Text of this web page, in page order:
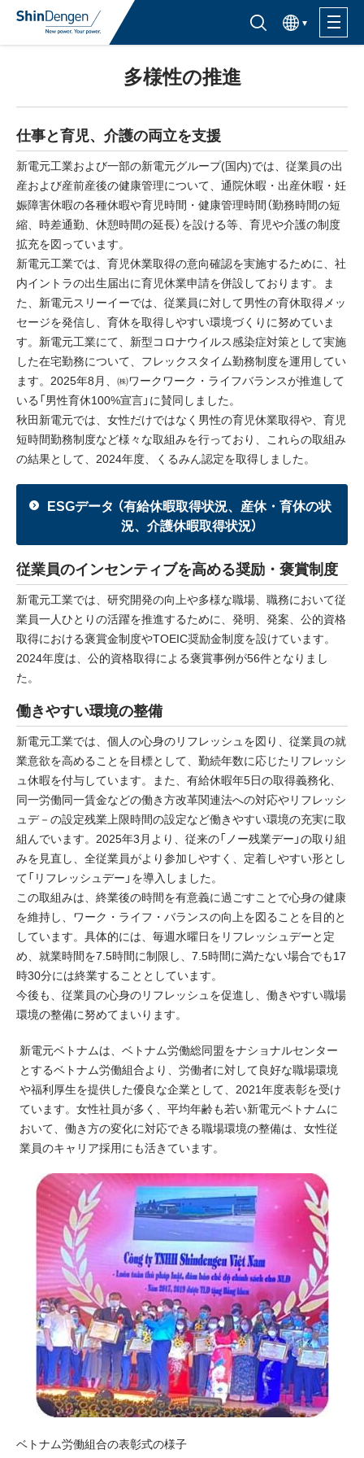
半導体製品検索はこちら
한국어
活用分野
サポート・サービス
購入窓口
企業情報
サステナビリティ
IR情報
採用情報
ニュース
イベント
お問い合わせ
多様性の推進
仕事と育児、介護の両立を支援
新電元工業および一部の新電元グループ(国内)では、従業員の出
産および産前産後の健康管理について、通院休暇・出産休暇・妊
娠障害休暇の各種休暇や育児時間・健康管理時間（勤務時間の短
縮、時差通勤、休憩時間の延長）を設ける等、育児や介護の制度
拡充を図っています。
新電元工業では、育児休業取得の意向確認を実施するために、社
内イントラの出生届出に育児休業申請を併設しております。ま
た、新電元スリーイーでは、従業員に対して男性の育休取得メッ
セージを発信し、育休を取得しやすい環境づくりに努めていま
す。新電元工業にて、新型コロナウイルス感染症対策として実施
した在宅勤務について、フレックスタイム勤務制度を運用してい
ます。2025年8月、㈱ワークワーク・ライフバランスが推進して
いる「男性育休100%宣言」に賛同しました。
秋田新電元では、女性だけではなく男性の育児休業取得や、育児
短時間勤務制度など様々な取組みを行っており、これらの取組み
の結果として、2024年度、くるみん認定を取得しました。
ESGデータ （有給休暇取得状況、産休・育休の状
況、介護休暇取得状況）
従業員のインセンティブを高める奨励・褒賞制度
新電元工業では、研究開発の向上や多様な職場、職務において従
業員一人ひとりの活躍を推進するために、発明、発案、公的資格
取得における褒賞金制度やTOEIC奨励金制度を設けています。
2024年度は、公的資格取得による褒賞事例が56件となりまし
た。
働きやすい環境の整備
新電元工業では、個人の心身のリフレッシュを図り、従業員の就
業意欲を高めることを目標として、勤続年数に応じたリフレッシ
ュ休暇を付与しています。また、有給休暇年5日の取得義務化、
同一労働同一賃金などの働き方改革関連法への対応やリフレッシ
ュデ－の設定残業上限時間の設定など働きやすい環境の充実に取
組んでいます。2025年3月より、従来の「ノー残業デー」の取り組
みを見直し、全従業員がより参加しやすく、定着しやすい形とし
て「リフレッシュデー」を導入しました。
この取組みは、終業後の時間を有意義に過ごすことで心身の健康
を維持し、ワーク・ライフ・バランスの向上を図ることを目的と
しています。具体的には、毎週水曜日をリフレッシュデーと定
め、就業時間を7.5時間に制限し、7.5時間に満たない場合でも17
時30分には終業することとしています。
今後も、従業員の心身のリフレッシュを促進し、働きやすい職場
環境の整備に努めてまいります。
新電元ベトナムは、ベトナム労働総同盟をナショナルセンター
とするベトナム労働組合より、労働者に対して良好な職場環境
や福利厚生を提供した優良な企業として、2021年度表彰を受け
ています。女性社員が多く、平均年齢も若い新電元ベトナムに
おいて、働き方の変化に対応できる職場環境の整備は、女性従
業員のキャリア採用にも活きています。
ベトナム労働組合の表彰式の様子